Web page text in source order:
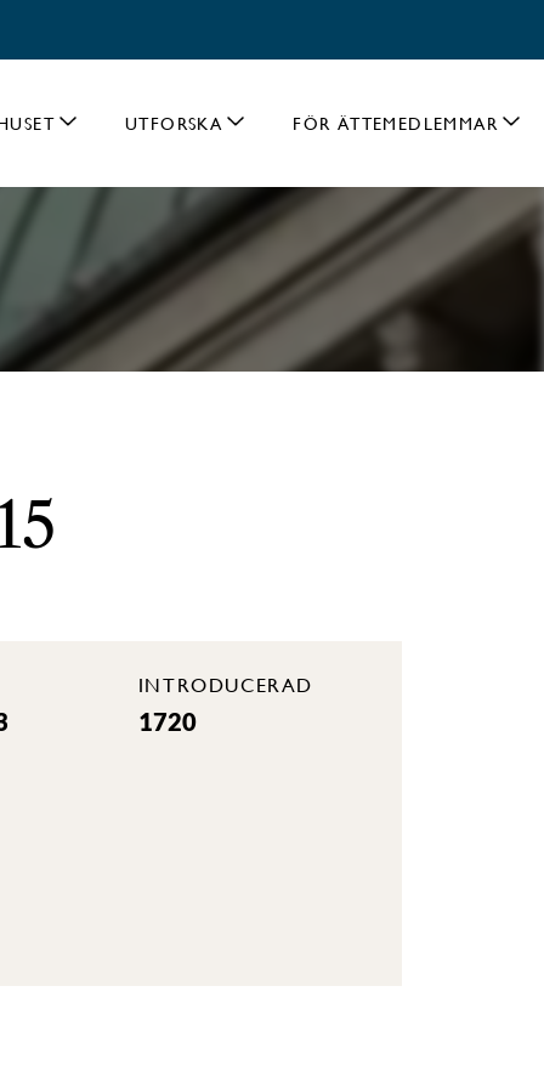
UTFORSKA FÖR ÄTTEMEDLEMMAR
INTRODUCERAD
1720